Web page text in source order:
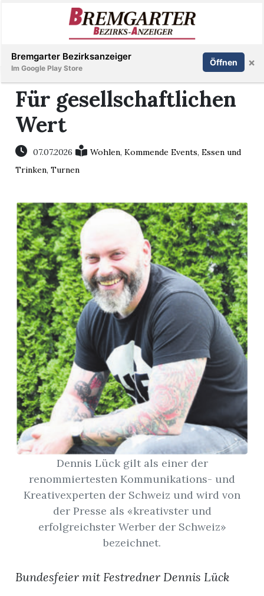
Immobilien
Veranstaltungen
E-
Paper
Newsletter
App
Bremgarten
Inserieren Abonnieren Anmelden
Für gesellschaftlichen
Wert
07.07.2026 Wohlen,Kommende Events,Essen und
Trinken,Turnen
Dennis Lück gilt als einer der
renommiertesten Kommunikations- und
Kreativexperten der Schweiz und wird von
der Presse als «kreativster und
erfolgreichster Werber der Schweiz»
bezeichnet.
Bundesfeier mit Festredner Dennis Lück
Bremgarter Bezirksanzeiger
Im Google Play Store
Öffnen ×